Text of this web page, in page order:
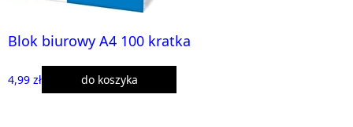
Blok biurowy A4 100 kratka
4,99 zł do koszyka